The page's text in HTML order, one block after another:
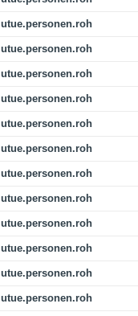
utue.personen.roh
utue.personen.roh
utue.personen.roh
utue.personen.roh
utue.personen.roh
utue.personen.roh
utue.personen.roh
utue.personen.roh
utue.personen.roh
utue.personen.roh
utue.personen.roh
utue.personen.roh